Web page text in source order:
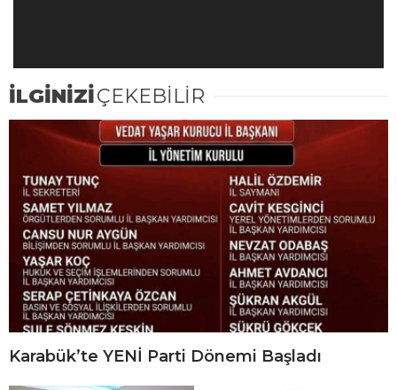
İLGİNİZİÇEKEBİLİR
Karabük’te YENİ Parti Dönemi Başladı